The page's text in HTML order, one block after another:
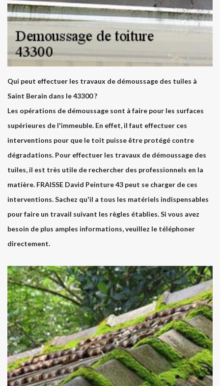
Qui peut effectuer les travaux de démoussage des tuiles à
Saint Berain dans le 43300 ?
Les opérations de démoussage sont à faire pour les surfaces
supérieures de l'immeuble. En effet, il faut effectuer ces
interventions pour que le toit puisse être protégé contre
dégradations. Pour effectuer les travaux de démoussage des
tuiles, il est très utile de rechercher des professionnels en la
matière. FRAISSE David Peinture 43 peut se charger de ces
interventions. Sachez qu'il a tous les matériels indispensables
pour faire un travail suivant les règles établies. Si vous avez
besoin de plus amples informations, veuillez le téléphoner
directement.